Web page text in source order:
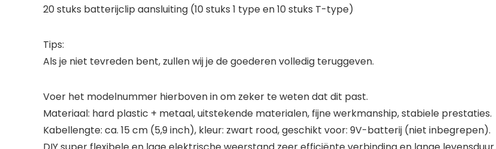
20 stuks batterijclip aansluiting (10 stuks 1 type en 10 stuks T-type)
Tips:
Als je niet tevreden bent, zullen wij je de goederen volledig teruggeven.
Voer het modelnummer hierboven in om zeker te weten dat dit past.
Materiaal: hard plastic + metaal, uitstekende materialen, fijne werkmanship, stabiele prestaties.
Kabellengte: ca. 15 cm (5,9 inch), kleur: zwart rood, geschikt voor: 9V-batterij (niet inbegrepen).